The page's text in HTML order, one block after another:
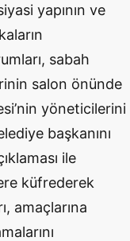
yapının ve
sabah
salon önünde
yöneticilerini
başkanını
ile
küfrederek
amaçlarına